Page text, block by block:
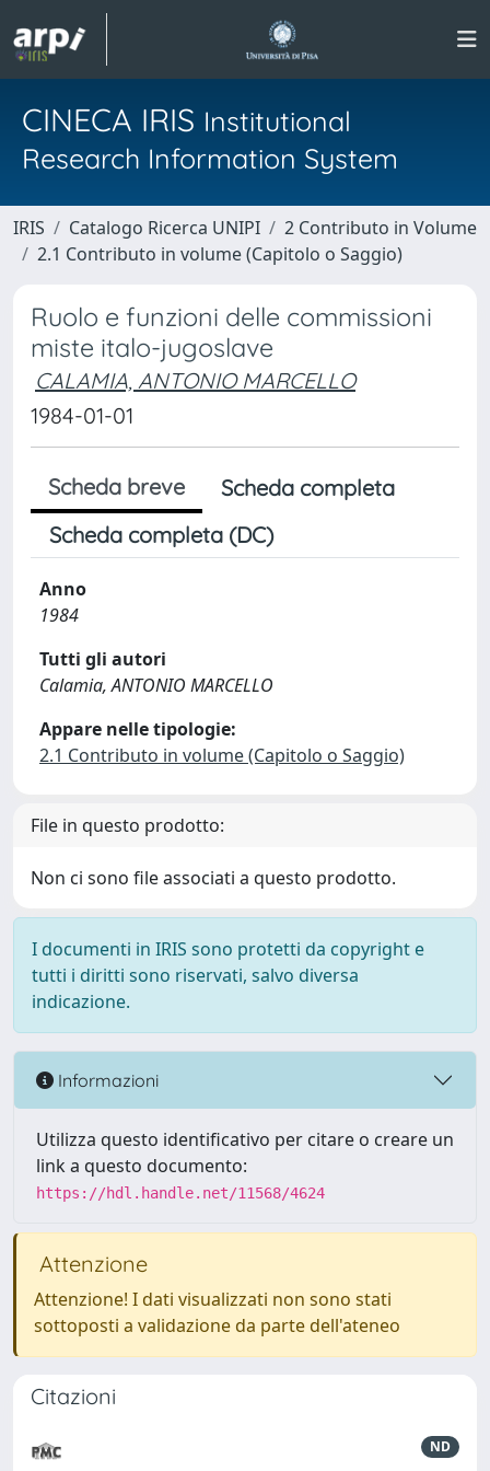
CINECA IRIS Institutional
Research Information System
IRIS Catalogo Ricerca UNIPI
2 Contributo in Volume
2.1 Contributo in volume (Capitolo o Saggio)
Ruolo e funzioni delle commissioni
miste italo-jugoslave
CALAMIA, ANTONIO MARCELLO
1984-01-01
Scheda breve
Scheda completa
Scheda completa (DC)
Anno
1984
Tutti gli autori
Calamia, ANTONIO MARCELLO
Appare nelle tipologie:
2.1 Contributo in volume (Capitolo o Saggio)
File in questo prodotto:
Non ci sono file associati a questo prodotto.
I documenti in IRIS sono protetti da copyright e
tutti i diritti sono riservati, salvo diversa
indicazione.
Informazioni
Utilizza questo identificativo per citare o creare un
link a questo documento:
https://hdl.handle.net/11568/4624
Attenzione
Attenzione! I dati visualizzati non sono stati
sottoposti a validazione da parte dell'ateneo
Citazioni
ND